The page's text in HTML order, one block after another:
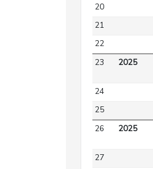
20
21
22
23
2025
24
25
26
2025
27